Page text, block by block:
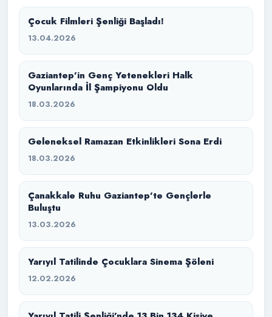
Çocuk Filmleri Şenliği Başladı!
13.04.2026
Gaziantep’in Genç Yetenekleri Halk
Oyunlarında İl Şampiyonu Oldu
18.03.2026
Geleneksel Ramazan Etkinlikleri Sona Erdi
18.03.2026
Çanakkale Ruhu Gaziantep’te Gençlerle
Buluştu
13.03.2026
Yarıyıl Tatilinde Çocuklara Sinema Şöleni
12.02.2026